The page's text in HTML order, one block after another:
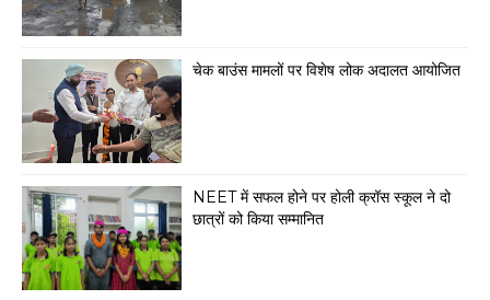
चेक बाउंस मामलों पर विशेष लोक अदालत आयोजित
NEET में सफल होने पर होली क्रॉस स्कूल ने दो
छात्रों को किया सम्मानित